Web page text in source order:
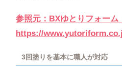
参照元：BXゆとりフォーム
https://
3回塗りを基本に職人が対応